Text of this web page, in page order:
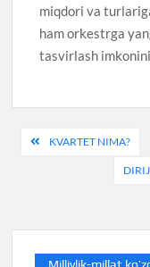
miqdori va
ham orkestrga
tasvirlash
PostKVARTET NIMA?